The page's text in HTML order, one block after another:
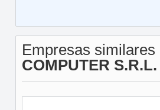
Empresas similares
COMPUTER S.R.L.